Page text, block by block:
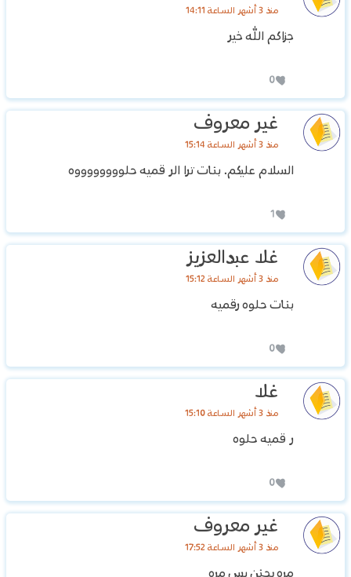
منذ 3 أشهر الساعة 14:11
جزاكم الله خير
0
غير معروف
منذ 3 أشهر الساعة 15:14
السلام عليكم. بنات ترا الر قميه حلووووووووه
1
غلا عبدالعزيز
منذ 3 أشهر الساعة 15:12
بنات حلوه رقميه
0
غلا
منذ 3 أشهر الساعة 15:10
ر قميه حلوه
0
غير معروف
منذ 3 أشهر الساعة 17:52
مره يجنن بس مره